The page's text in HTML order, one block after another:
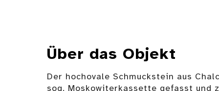
Über das Objekt
Der hochovale Schmuckstein aus
sog. Moskowiterkassette gefasst und